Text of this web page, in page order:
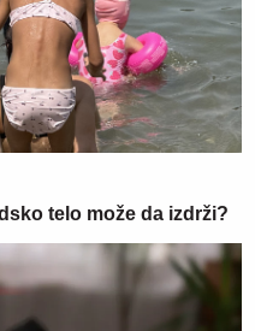
telo može da izdrži?